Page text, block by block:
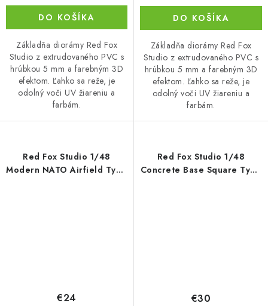
DO KOŠÍKA
Základňa diorámy Red Fox
Studio z extrudovaného PVC s
hrúbkou 5 mm a farebným 3D
efektom. Ľahko sa reže, je
odolný voči UV žiareniu a
farbám.
DO KOŠÍKA
Základňa diorámy Red Fox
Studio z extrudovaného PVC s
hrúbkou 5 mm a farebným 3D
efektom. Ľahko sa reže, je
odolný voči UV žiareniu a
farbám.
Red Fox Studio 1/48
Modern NATO Airfield Type
€24
Red Fox Studio 1/48
Concrete Base Square Type
€30